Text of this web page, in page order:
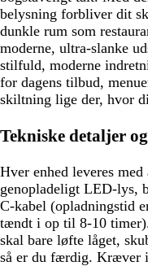
belysning forbliver dit
dunkle rum som
moderne, ultra-slanke
stilfuld, moderne
for dagens tilbud,
skiltning lige der, hvor
Tekniske detaljer
Hver enhed leveres
genopladeligt LED-lys,
C-kabel (opladningstid
tændt i op til 8-10
skal bare løfte låget,
så er du færdig. Kræver